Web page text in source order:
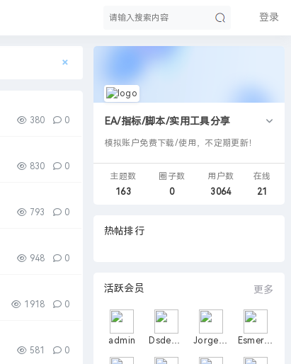
登录
×
380 0
830 0
793 0
948 0
1918 0
581 0
EA/指标/脚本/实用工具分享
模拟账户免费下载/使用，不定期更新！
主题数
163
圈子数
0
用户数
3064
在线
21
热帖排行
活跃会员 更多
admin Dsdehog JorgeIteld Esmeraldosjfj